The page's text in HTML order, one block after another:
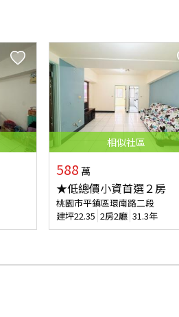
相似社區
588 萬
★低總價小資首選２房
桃園市平鎮區環南路二段
建坪22.35 2房2廳 31.3年